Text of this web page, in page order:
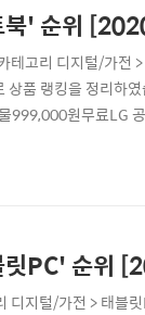
북' 순위
고리 디지털/가전
품 랭킹을 정리하
999,000원무료LG
노트북 다크실버
릿PC' 순위
지털/가전 > 태블